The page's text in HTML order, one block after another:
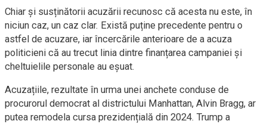
Chiar și susținătorii acuzării recunosc că acesta nu este, în
niciun caz, un caz clar. Există puține precedente pentru o
astfel de acuzare, iar încercările anterioare de a acuza
politicieni că au trecut linia dintre finanțarea campaniei și
cheltuielile personale au eșuat.
Acuzațiile, rezultate în urma unei anchete conduse de
procurorul democrat al districtului Manhattan, Alvin Bragg, ar
putea remodela cursa prezidențială din 2024. Trump a